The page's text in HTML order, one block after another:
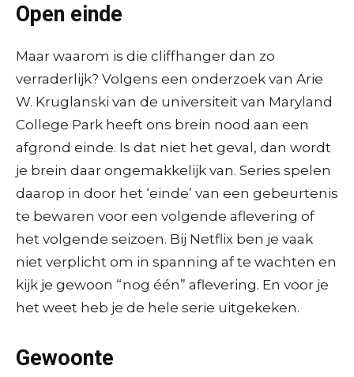
Open einde
Maar waarom is die cliffhanger dan zo
verraderlijk? Volgens een onderzoek van Arie
W. Kruglanski van de universiteit van Maryland
College Park heeft ons brein nood aan een
afgrond einde. Is dat niet het geval, dan wordt
je brein daar ongemakkelijk van. Series spelen
daarop in door het ‘einde’ van een gebeurtenis
te bewaren voor een volgende aflevering of
het volgende seizoen. Bij Netflix ben je vaak
niet verplicht om in spanning af te wachten en
kijk je gewoon “nog één” aflevering. En voor je
het weet heb je de hele serie uitgekeken.
Gewoonte